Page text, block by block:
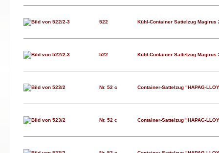
522 Kühl-Container Sattelzug
522 Kühl-Container Sattelzug
Nr. 52 c Container-Sattelzug "HAPAG-
Nr. 52 c Container-Sattelzug "HAPAG-